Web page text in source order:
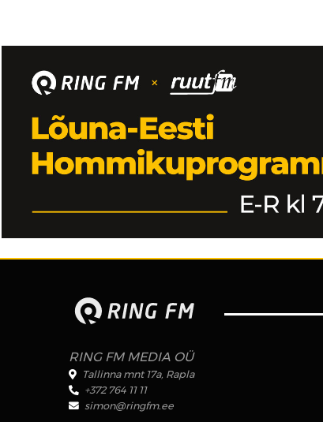
RING FM MEDIA OÜ
Tallinna mnt 17a, Rapla
+372 764 11 11
simon@ringfm.ee